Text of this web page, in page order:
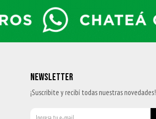
NEWSLETTER
¡Suscribite y recibí todas nuestras novedades!